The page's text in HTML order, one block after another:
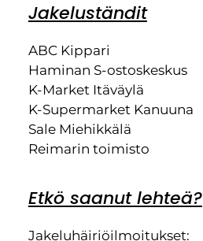
Jakeluständit
ABC Kippari
Haminan S-ostoskeskus
K-Market Itäväylä
K-Supermarket Kanuuna
Sale Miehikkälä
Reimarin toimisto
Etkö saanut lehteä?
Jakeluhäiriöilmoitukset: